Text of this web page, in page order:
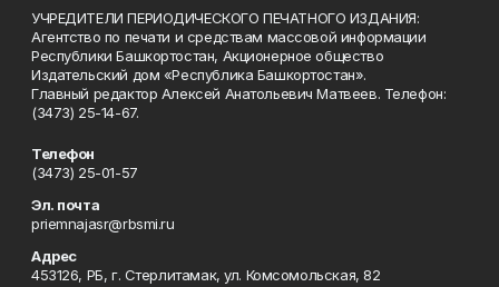
УЧРЕДИТЕЛИ ПЕРИОДИЧЕСКОГО ПЕЧАТНОГО ИЗДАНИЯ:
Агентство по печати и средствам массовой информации
Республики Башкортостан, Акционерное общество
Издательский дом «Республика Башкортостан».
Главный редактор Алексей Анатольевич Матвеев. Телефон:
(3473) 25-14-67.
Телефон
(3473) 25-01-57
Эл. почта
priemnajasr@rbsmi.ru
Адрес
453126, РБ, г. Стерлитамак, ул. Комсомольская, 82